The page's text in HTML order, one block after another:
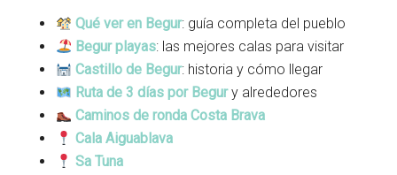
Qué ver en Begur: guía completa del pueblo
Begur playas: las mejores calas para visitar
Castillo de Begur: historia y cómo llegar
Ruta de 3 días por Begury alrededores
Caminos de ronda Costa Brava
Cala Aiguablava
Sa Tuna